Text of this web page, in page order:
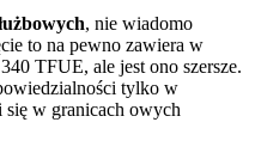
, nie wiadomo
to na pewno zawiera w
TFUE, ale jest ono szersze.
tylko w
się w granicach owych